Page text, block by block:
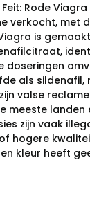
Rode
verkocht, met
is
doseringen
als sildenafil,
valse
meeste
zijn vaak
hogere
kleur heeft